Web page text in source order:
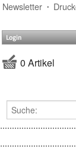
Newsletter
Login
0 Artikel